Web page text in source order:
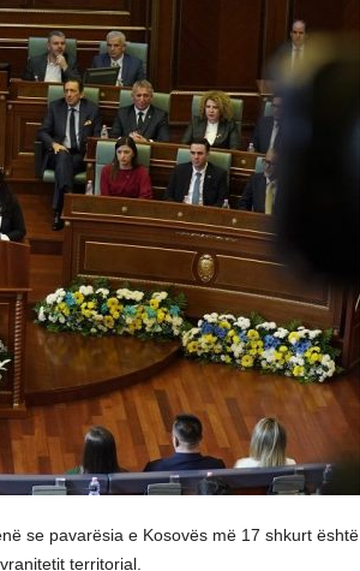
se pavarësia e Kosovës më 17 shkurt është
territorial.